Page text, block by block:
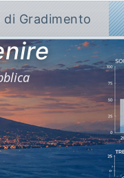
di Gradimento